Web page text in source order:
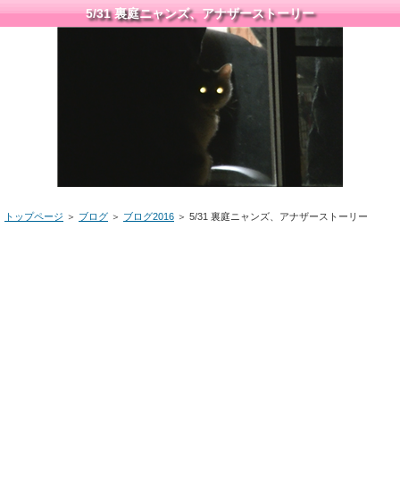
5/31 裏庭ニャンズ、アナザーストーリー
トップページ ＞ ブログ ＞ ブログ2016 ＞ 5/31 裏庭ニャンズ、アナザーストーリー